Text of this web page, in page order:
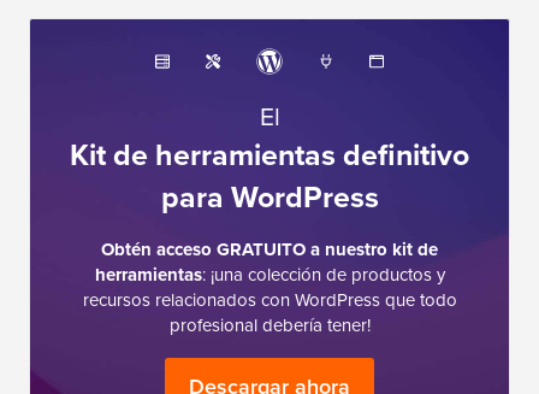
El
Kit de herramientas definitivo
para WordPress
Obtén acceso GRATUITO a nuestro kit de
herramientas: ¡una colección de productos y
recursos relacionados con WordPress que todo
profesional debería tener!
Descargar ahora